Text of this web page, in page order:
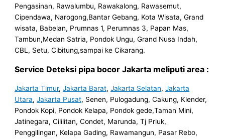
Pengasinan, Rawalumbu, Rawakalong, Rawasemut,
Cipendawa, Narogong,Bantar Gebang, Kota Wisata, Grand
wisata, Babelan, Prumnas 1, Perumnas 3, Papan Mas,
Tambun,Medan Satria, Pondok Ungu, Grand Nusa Indah,
CBL, Setu, Cibitung,sampai ke Cikarang.
Service Deteksi pipa bocor Jakarta meliputi area :
Jakarta Timur,Jakarta Barat,Jakarta Selatan,Jakarta
Utara,Jakarta Pusat, Senen, Pulogadung, Cakung, Klender,
Pondok Kopi, Pondok Kelapa, Pondok gede,Taman Mini,
Jatinegara, Cililitan, Condet, Marunda, Tj Priuk,
Penggilingan, Kelapa Gading, Rawamangun, Pasar Rebo,